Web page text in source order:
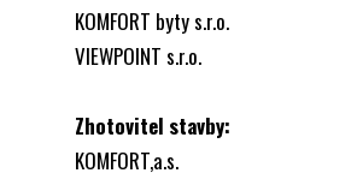
KOMFORT byty s.r.o.
VIEWPOINT s.r.o.
Zhotovitel stavby:
KOMFORT,a.s.